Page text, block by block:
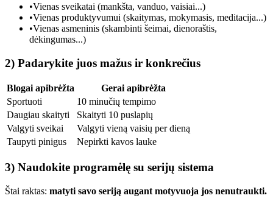
•Vienas sveikatai (mankšta, vanduo, vaisiai...)
•Vienas produktyvumui (skaitymas, mokymasis, meditacija...)
•Vienas asmeninis (skambinti šeimai, dienoraštis,
dėkingumas...)
2) Padarykite juos mažus ir konkrečius
Blogai apibrėžta
Gerai apibrėžta
Sportuoti
10 minučių tempimo
Daugiau skaityti
Skaityti 10 puslapių
Valgyti sveikai
Valgyti vieną vaisių per dieną
Taupyti pinigus
Nepirkti kavos lauke
3) Naudokite programėlę su serijų sistema
Štai raktas: matyti savo seriją augant motyvuoja jos nenutraukti.